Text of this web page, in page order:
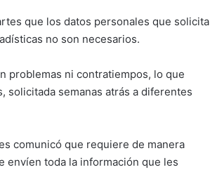
que los datos personales que solicita
no son necesarios.
problemas ni contratiempos, lo que
solicitada semanas atrás a diferentes
comunicó que requiere de manera
envíen toda la información que les